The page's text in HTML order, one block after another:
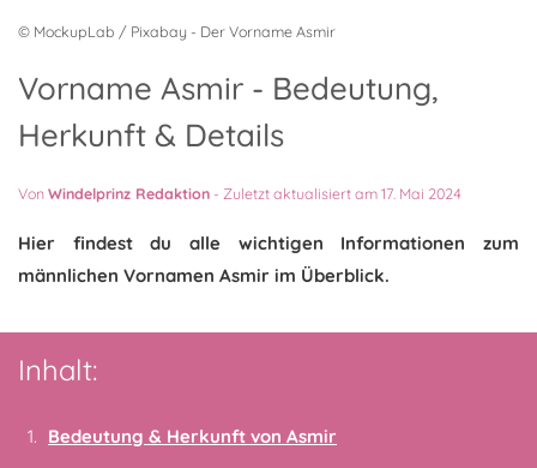
© MockupLab / Pixabay - Der Vorname Asmir
Vorname Asmir - Bedeutung,
Herkunft & Details
VonWindelprinz Redaktion - Zuletzt aktualisiert am 17. Mai 2024
Hier findest du alle wichtigen Informationen zum
männlichen Vornamen Asmir im Überblick.
Inhalt:
Bedeutung & Herkunft von Asmir